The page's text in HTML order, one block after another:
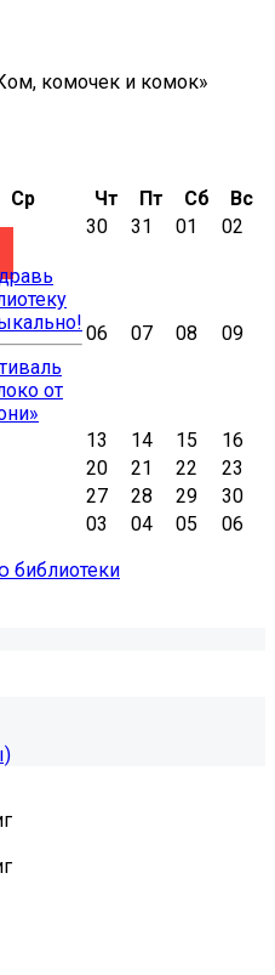
комочек и комок»
Ср Чт Пт Сб
Вс
30 31 01 02
от
06 07 08 09
13 14 15
16
20 21 22
23
27 28 29
30
03 04 05
06
библиотеки